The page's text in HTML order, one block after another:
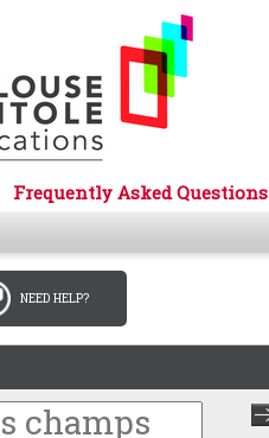
Frequently Asked Questions
NEED HELP?